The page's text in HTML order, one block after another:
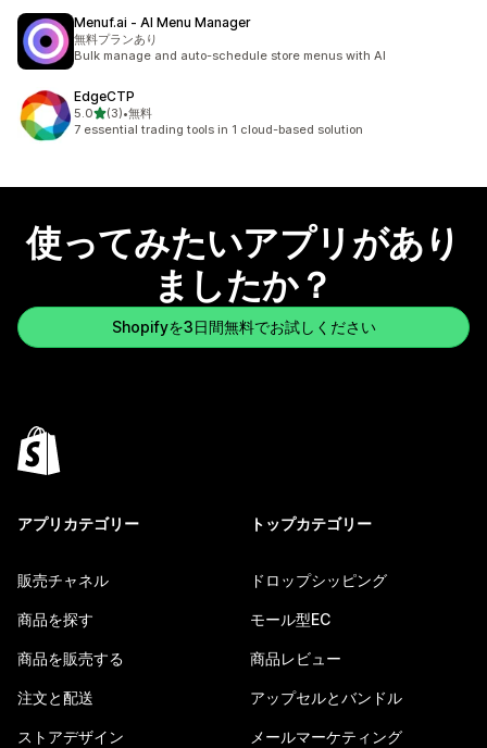
Menuf.ai ‑ AI Menu Manager
無料プランあり
Bulk manage and auto-schedule store menus with AI
EdgeCTP
5.05つ星中
(3)
合計レビュー数：3件
•無料
7 essential trading tools in 1 cloud-based solution
使ってみたいアプリがあり
ましたか？
Shopifyを3日間無料でお試しください
アプリカテゴリー
販売チャネル
商品を探す
商品を販売する
注文と配送
ストアデザイン
トップカテゴリー
ドロップシッピング
モール型EC
商品レビュー
アップセルとバンドル
メールマーケティング